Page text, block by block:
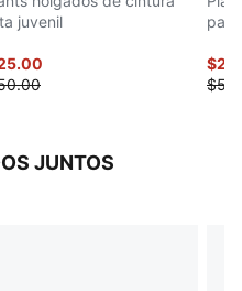
juvenil
JUNTOS